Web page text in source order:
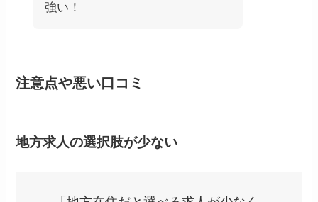
強い！
注意点や悪い口コミ
地方求人の選択肢が少ない